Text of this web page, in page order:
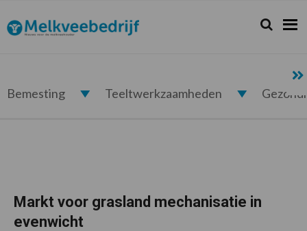
de
hoofdnavigatie
de
hoofd
de
eerste
de
voettekst
Melkveebedrijf.nl Zoeken...
Zoek
Bemesting Teeltwerkzaamheden
Markt voor grasland mechanisatie in
evenwicht